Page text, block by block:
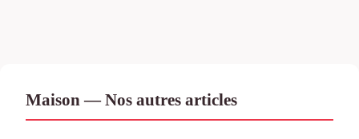
Maison — Nos autres articles